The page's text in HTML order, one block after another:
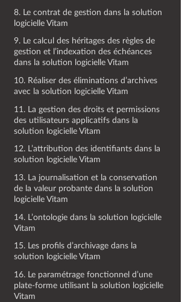
8. Le contrat de gestion dans la solution
logicielle Vitam
9. Le calcul des héritages des règles de
gestion et l’indexation des échéances
dans la solution logicielle Vitam
10. Réaliser des éliminations d’archives
avec la solution logicielle Vitam
11. La gestion des droits et permissions
des utilisateurs applicatifs dans la
solution logicielle Vitam
12. L’attribution des identifiants dans la
solution logicielle Vitam
13. La journalisation et la conservation
de la valeur probante dans la solution
logicielle Vitam
14. L’ontologie dans la solution logicielle
Vitam
15. Les profils d’archivage dans la
solution logicielle Vitam
16. Le paramétrage fonctionnel d’une
plate-forme utilisant la solution logicielle
Vitam